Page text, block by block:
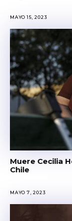
MAYO 15, 2023
Muere Cecilia
Chile
MAYO 7, 2023